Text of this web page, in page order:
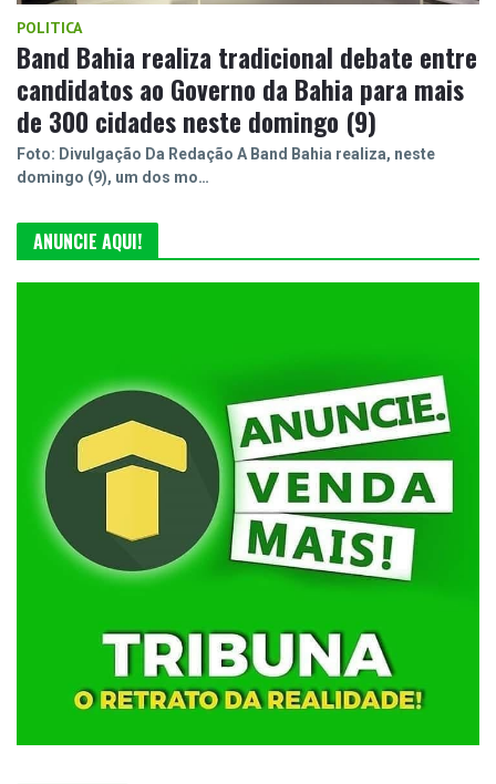
POLITICA
Band Bahia realiza tradicional debate entre
candidatos ao Governo da Bahia para mais
de 300 cidades neste domingo (9)
Foto: Divulgação Da Redação A Band Bahia realiza, neste
domingo (9), um dos mo…
ANUNCIE AQUI!